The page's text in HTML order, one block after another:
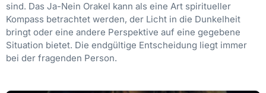
sind. Das Ja-Nein Orakel kann als eine Art spiritueller
Kompass betrachtet werden, der Licht in die Dunkelheit
bringt oder eine andere Perspektive auf eine gegebene
Situation bietet. Die endgültige Entscheidung liegt immer
bei der fragenden Person.